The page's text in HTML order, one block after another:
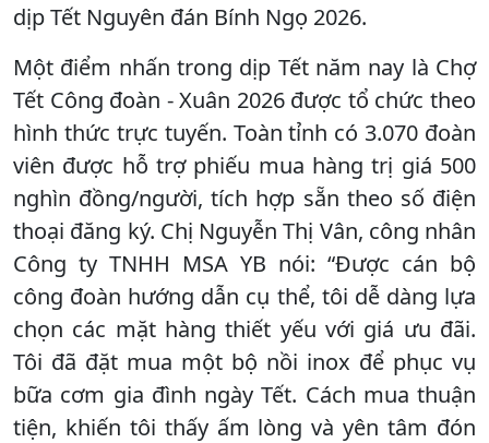
dịp Tết Nguyên đán Bính Ngọ 2026.
Một điểm nhấn trong dịp Tết năm nay là Chợ
Tết Công đoàn - Xuân 2026 được tổ chức theo
hình thức trực tuyến. Toàn tỉnh có 3.070 đoàn
viên được hỗ trợ phiếu mua hàng trị giá 500
nghìn đồng/người, tích hợp sẵn theo số điện
thoại đăng ký. Chị Nguyễn Thị Vân, công nhân
Công ty TNHH MSA YB nói: “Được cán bộ
công đoàn hướng dẫn cụ thể, tôi dễ dàng lựa
chọn các mặt hàng thiết yếu với giá ưu đãi.
Tôi đã đặt mua một bộ nồi inox để phục vụ
bữa cơm gia đình ngày Tết. Cách mua thuận
tiện, khiến tôi thấy ấm lòng và yên tâm đón